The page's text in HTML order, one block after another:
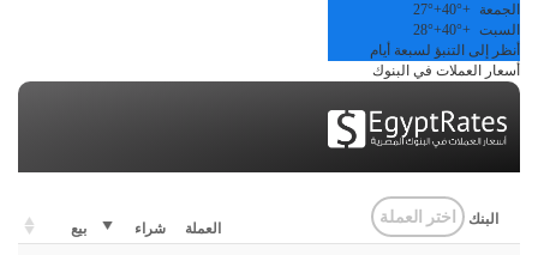
الجمعة
+
40°
+
27°
السبت +
40°
+
28°
أنظر إلى التنبؤ لسبعة أيام
أسعار العملات في البنوك